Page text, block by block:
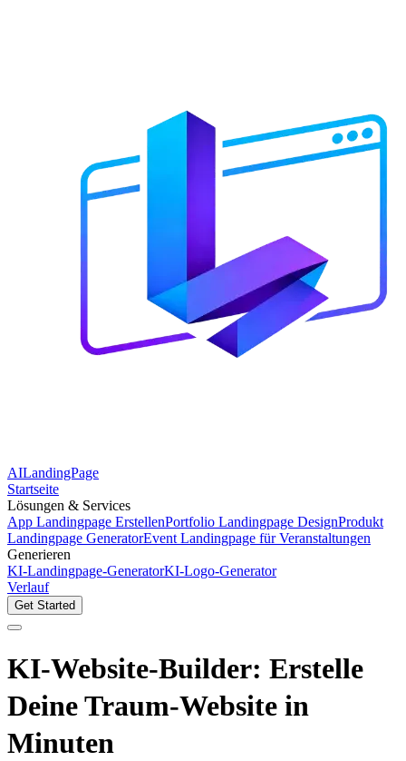
AILandingPage
Startseite
Lösungen & Services
App Landingpage ErstellenPortfolio Landingpage DesignProdukt
Landingpage GeneratorEvent Landingpage für Veranstaltungen
Generieren
KI-Landingpage-GeneratorKI-Logo-Generator
Verlauf
Get Started
KI-Website-Builder: Erstelle
Deine Traum-Website in
Minuten